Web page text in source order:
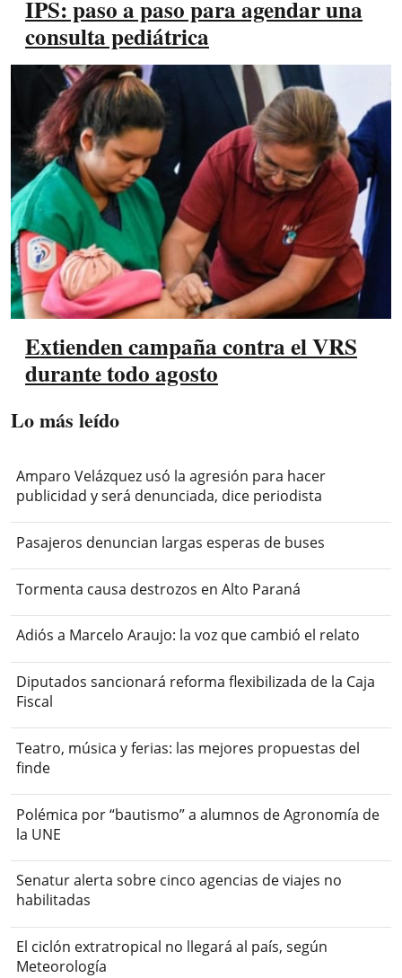
IPS: paso a paso para agendar una
consulta pediátrica
Extienden campaña contra el VRS
durante todo agosto
Lo más leído
Amparo Velázquez usó la agresión para hacer
publicidad y será denunciada, dice periodista
Pasajeros denuncian largas esperas de buses
Tormenta causa destrozos en Alto Paraná
Adiós a Marcelo Araujo: la voz que cambió el relato
Diputados sancionará reforma flexibilizada de la Caja
Fiscal
Teatro, música y ferias: las mejores propuestas del
finde
Polémica por “bautismo” a alumnos de Agronomía de
la UNE
Senatur alerta sobre cinco agencias de viajes no
habilitadas
El ciclón extratropical no llegará al país, según
Meteorología